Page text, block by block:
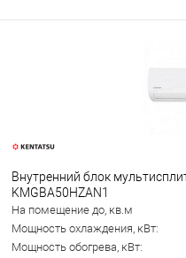
Внутренний блок
KMGBA50HZAN1
На помещение до, кв.м
Мощность охлаждения, кВт:
Мощность обогрева, кВт: